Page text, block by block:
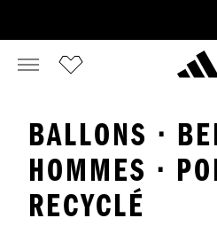
BALLONS ·
HOMMES ·
RECYCLÉ